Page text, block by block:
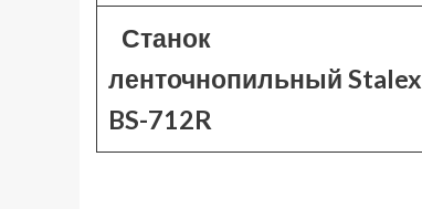
Станок
ленточнопильный Stalex
BS-712R